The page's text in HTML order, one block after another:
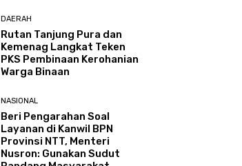
DAERAH
Rutan Tanjung Pura dan
Kemenag Langkat Teken
PKS Pembinaan Kerohanian
Warga Binaan
NASIONAL
Beri Pengarahan Soal
Layanan di Kanwil BPN
Provinsi NTT, Menteri
Nusron: Gunakan Sudut